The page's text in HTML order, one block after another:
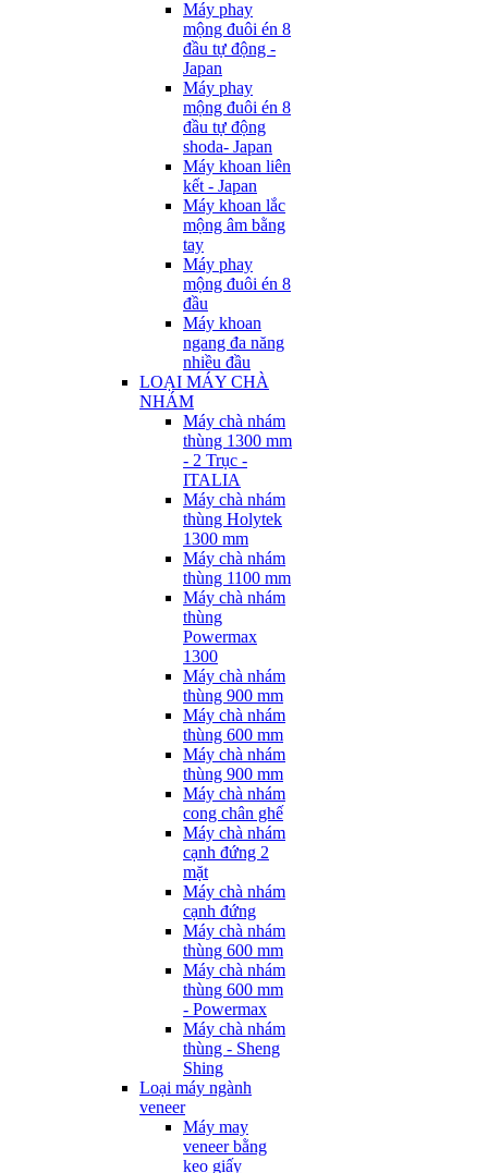
Máy phay
mộng đuôi én 8
đầu tự động -
Japan
Máy phay
mộng đuôi én 8
đầu tự động
shoda- Japan
Máy khoan liên
kết - Japan
Máy khoan lắc
mộng âm bằng
tay
Máy phay
mộng đuôi én 8
đầu
Máy khoan
ngang đa năng
nhiều đầu
LOẠI MÁY CHÀ
NHÁM
Máy chà nhám
thùng 1300 mm
- 2 Trục -
ITALIA
Máy chà nhám
thùng Holytek
1300 mm
Máy chà nhám
thùng 1100 mm
Máy chà nhám
thùng
Powermax
1300
Máy chà nhám
thùng 900 mm
Máy chà nhám
thùng 600 mm
Máy chà nhám
thùng 900 mm
Máy chà nhám
cong chân ghế
Máy chà nhám
cạnh đứng 2
mặt
Máy chà nhám
cạnh đứng
Máy chà nhám
thùng 600 mm
Máy chà nhám
thùng 600 mm
- Powermax
Máy chà nhám
thùng - Sheng
Shing
Loại máy ngành
veneer
Máy may
veneer bằng
keo giấy